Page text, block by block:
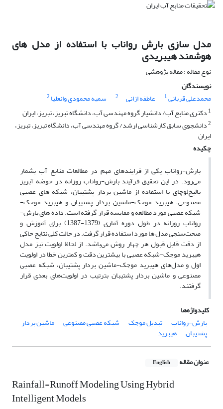
مدل سازی بارش رواناب با استفاده از مدل های
هوشمند هیبریدی
نوع مقاله : مقاله پژوهشی
نویسندگان
محمدعلی قربانی1 عاطفه ازانی 2 سمیه محمودی وانعلیا 2
1 دکتری منابع آب/ دانشیار گروه مهندسی آب، دانشگاه تبریز، تبریز، ایران
2دانشجوی سابق کارشناسی ارشد/ گروه مهندسی آب، دانشگاه تبریز، تبریز،
ایران
چکیده
بارش-رواناب یکی از فرایندهای مهم در مطالعات منابع آب بشمار
می‌رود. در این تحقیق فرآیند بارش-رواناب روزانه در حوضه آبریز
بالیخ‌لوچای با استفاده از ماشین بردار پشتیبان، شبکه‌ های عصبی
مصنوعی، هیبرید موجک-ماشین بردار پشتیبان و هیبرید موجک-
شبکه عصبی مورد مطالعه و مقایسه قرار گرفته است. داده‌ های بارش-
رواناب روزانه در طول دوره آماری (1379-1387) برای آموزش و
صحت‌سنجی مدل‌ ها مورد استفاده قرار گرفت. در حالت کلی نتایج حاکی
از دقت قابل قبول هر چهار روش می‌باشد. از لحاظ اولویت نیز مدل
هیبرید موجک-شبکه عصبی با بیشترین دقت و کمترین خطا در اولویت
اول و مدل‌های هیبرید موجک-ماشین بردار پشتیبان، شبکه عصبی
مصنوعی و ماشین بردار پشتیبان بترتیب در اولویت‌های بعدی قرار
گرفتند.
کلیدواژه‌ها
بارش-رواناب
تبدیل موجک شبکه عصبی مصنوعی ماشین بردار
پشتیبان هیبرید
عنوان مقاله English
Rainfall-Runoff Modeling Using Hybrid
Intelligent Models